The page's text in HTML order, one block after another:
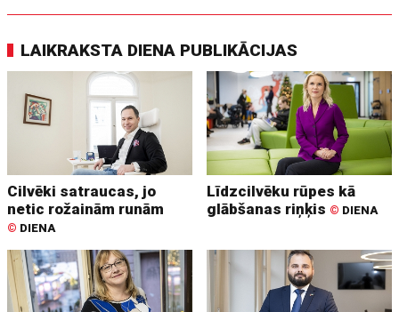
LAIKRAKSTA DIENA PUBLIKĀCIJAS
Cilvēki satraucas, jo
netic rožainām runām
© DIENA
Līdzcilvēku rūpes kā
glābšanas riņķis © DIENA